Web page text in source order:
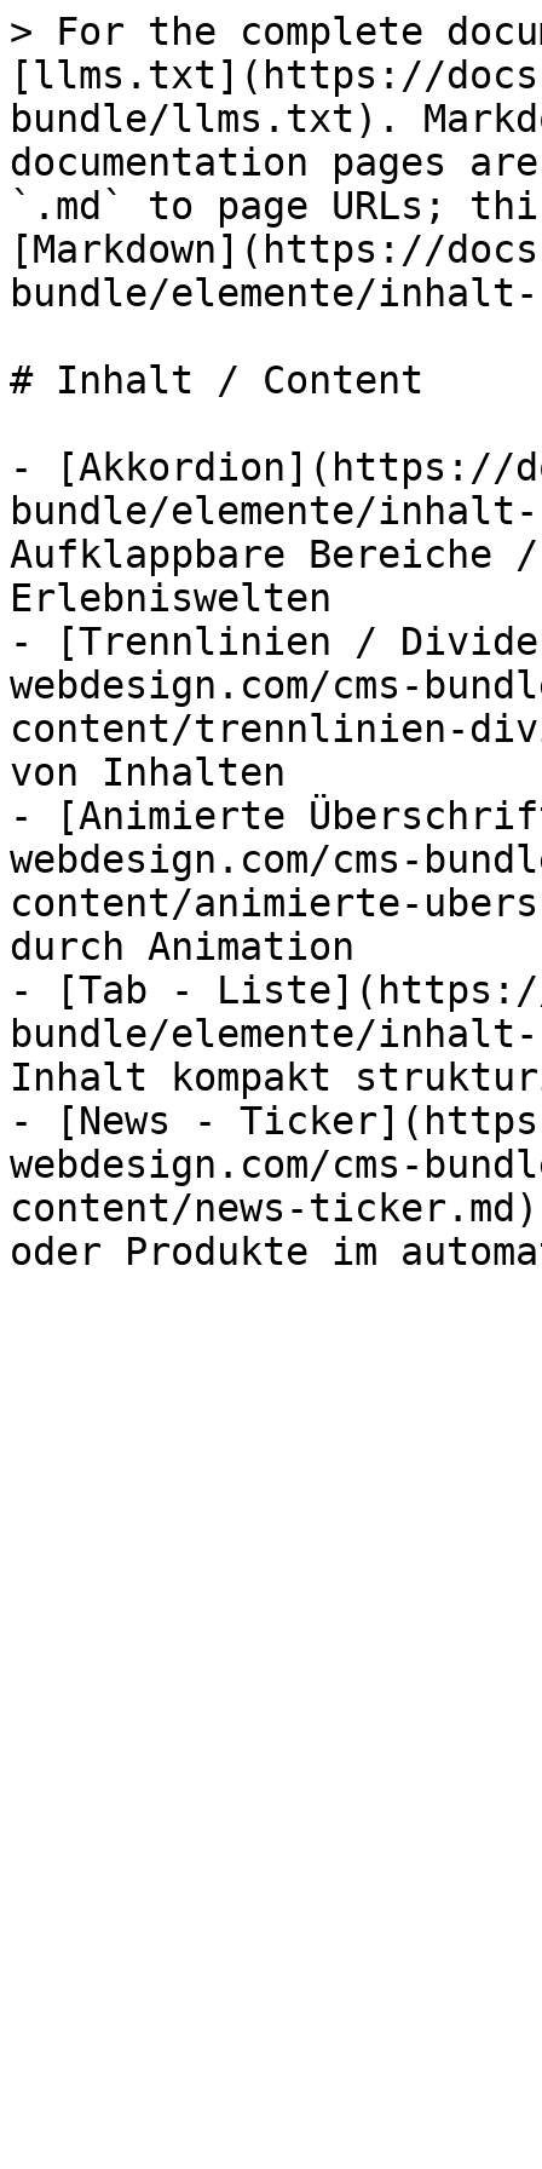
> For the complete
[llms.txt](https://
bundle/llms.txt).
documentation pages
`.md` to page URLs;
[Markdown](https://
bundle/elemente/
# Inhalt / Content
- [Akkordion](https://
bundle/elemente/
Aufklappbare
Erlebniswelten
- [Trennlinien /
webdesign.com/cms-
content/trennlinien-
von Inhalten
- [Animierte
webdesign.com/cms-
content/animierte-
durch Animation
- [Tab - Liste](https://
bundle/elemente/
Inhalt kompakt
- [News -
webdesign.com/cms-
content/news-